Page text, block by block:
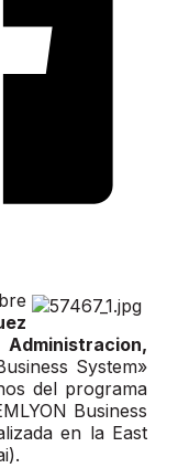
System»
del programa
Business
en la East